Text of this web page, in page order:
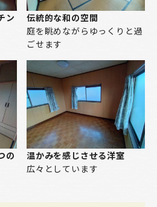
ン
伝統的な和の空間
庭を眺めながらゆっくりと過
ごせます
の
温かみを感じさせる洋室
広々としています